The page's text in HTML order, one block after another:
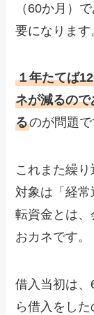
（60か月）
要になります
１年たてば
ネが減るの
るのが問題で
これまた繰
対象は「経
転資金とは
おカネです。
借入当初は
ら借入をし